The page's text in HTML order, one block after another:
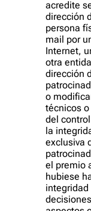
acredite
dirección
persona
mail por
Internet,
otra
dirección
o
técnicos
del
la
exclusiva
el premio
hubiese